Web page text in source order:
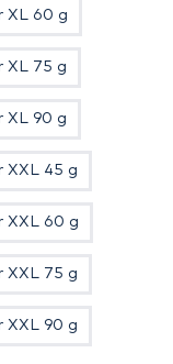
XL 60 g
XL 75 g
XL 90 g
XXL 45 g
XXL 60 g
XXL 75 g
XXL 90 g